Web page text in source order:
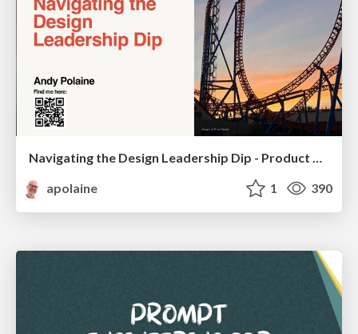
Navigating the Design Leadership Dip - Product Design Week Design Leaders+ Conference 2024
apolaine
1 390